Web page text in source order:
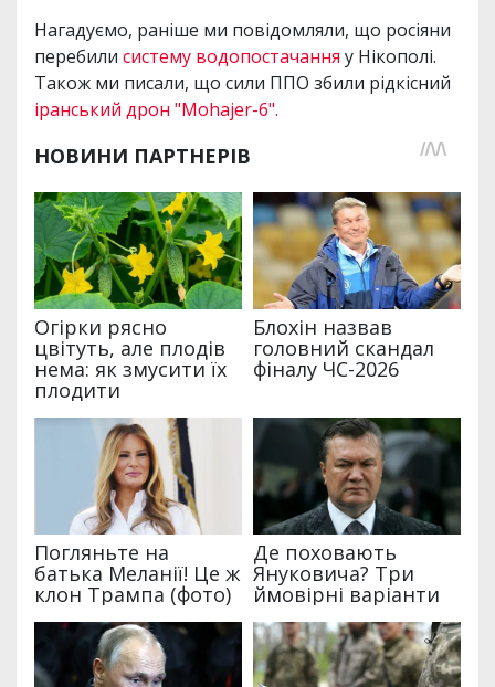
Нагадуємо, раніше ми повідомляли, що росіяни
перебили систему водопостачання у Нікополі.
Також ми писали, що сили ППО збили рідкісний
іранський дрон "Mohajer-6".